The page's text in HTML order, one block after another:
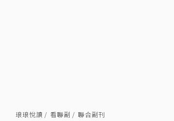
琅琅悅讀 看聯副 聯合副刊